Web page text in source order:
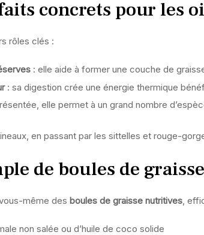
concrets pour les
rôles clés :
: elle aide à former une couche de
: sa digestion crée une énergie thermique
elle permet à un grand nombre
en passant par les sittelles et rouge-
de boules de
même des boules de graisse nutritives,
non salée ou d’huile de coco solide